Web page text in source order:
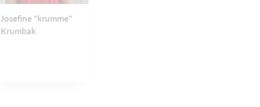
Josefine "krumme"
Krumbak